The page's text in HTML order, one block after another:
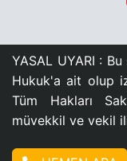
YASAL UYARI :
Hukuk'a ait olup
Tüm Hakları
müvekkil ve vekil